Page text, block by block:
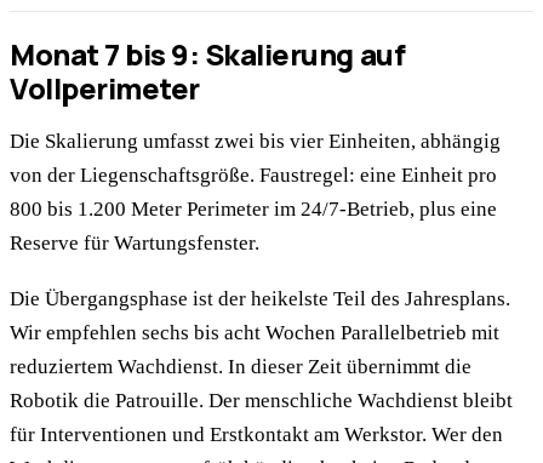
Monat 7 bis 9: Skalierung auf
Vollperimeter
Die Skalierung umfasst zwei bis vier Einheiten, abhängig
von der Liegenschaftsgröße. Faustregel: eine Einheit pro
800 bis 1.200 Meter Perimeter im 24/7-Betrieb, plus eine
Reserve für Wartungsfenster.
Die Übergangsphase ist der heikelste Teil des Jahresplans.
Wir empfehlen sechs bis acht Wochen Parallelbetrieb mit
reduziertem Wachdienst. In dieser Zeit übernimmt die
Robotik die Patrouille. Der menschliche Wachdienst bleibt
für Interventionen und Erstkontakt am Werkstor. Wer den